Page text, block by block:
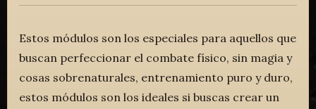
Estos módulos son los especiales para aquellos que
buscan perfeccionar el combate físico, sin magia y
cosas sobrenaturales, entrenamiento puro y duro,
estos módulos son los ideales si buscas crear un